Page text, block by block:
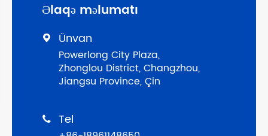
Əlaqə məlumatı
 Ünvan
Powerlong City Plaza,
Zhonglou District, Changzhou,
Jiangsu Province, Çin
 Tel